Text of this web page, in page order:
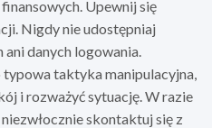
Upewnij się
Nigdy nie udostępniaj
danych logowania.
typowa taktyka manipulacyjna,
i rozważyć sytuację. W razie
skontaktuj się z